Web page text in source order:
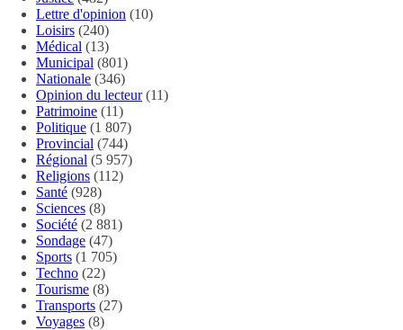
Lettre d'opinion (10)
Loisirs (240)
Médical (13)
Municipal (801)
Nationale (346)
Opinion du lecteur(11)
Patrimoine (11)
Politique (1 807)
Provincial (744)
Régional (5 957)
Religions (112)
Santé (928)
Sciences (8)
Société (2 881)
Sondage (47)
Sports (1 705)
Techno (22)
Tourisme (8)
Transports (27)
Voyages (8)